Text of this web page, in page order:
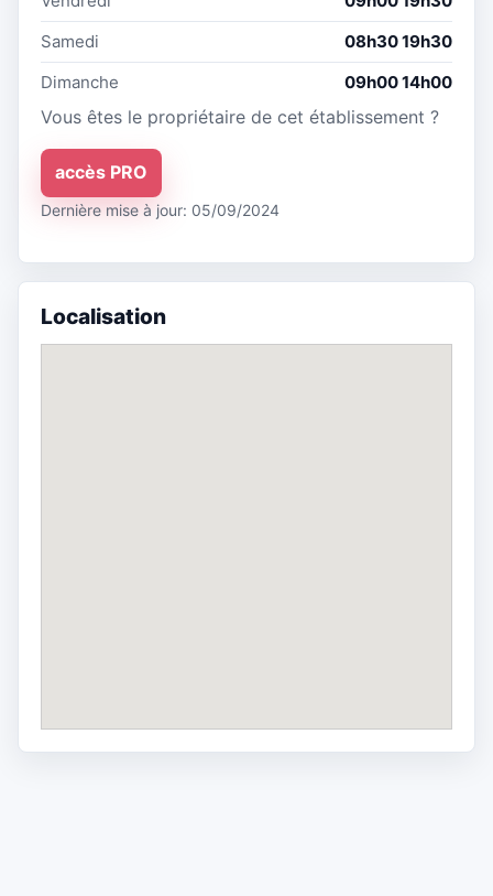
Samedi
08h30 19h30
Dimanche
09h00 14h00
Vous êtes le propriétaire de cet établissement ?
accès PRO
Dernière mise à jour: 05/09/2024
Localisation